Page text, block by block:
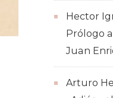
Hector
Prólogo
Juan
Arturo